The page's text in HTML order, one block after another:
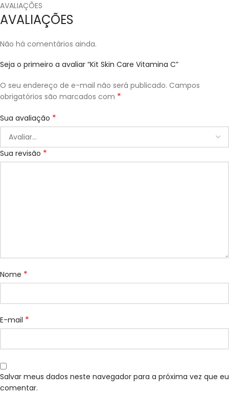
AVALIAÇÕES
AVALIAÇÕES
Não há comentários ainda.
Seja o primeiro a avaliar “Kit Skin Care Vitamina C”
O seu endereço de e-mail não será publicado. Campos
obrigatórios são marcados com *
Sua avaliação *
Sua revisão *
Nome *
E-mail *
Salvar meus dados neste navegador para a próxima vez que eu
comentar.